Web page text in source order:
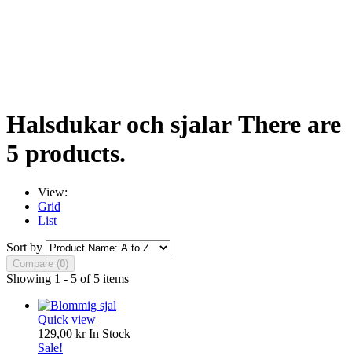
Halsdukar och sjalar There are
5 products.
View:
Grid
List
Sort by
Compare (0)
Showing 1 - 5 of 5 items
Quick view
129,00 krIn Stock
Sale!